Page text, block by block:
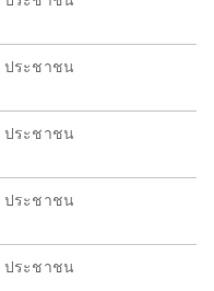
ประชาชน
ประชาชน
ประชาชน
ประชาชน